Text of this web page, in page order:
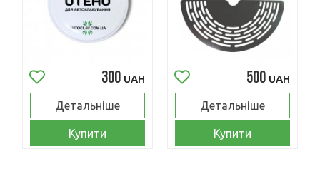
300 UAH
Детальніше
Купити
500 UAH
Детальніше
Купити